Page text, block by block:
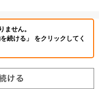
ません。
続ける」 をクリックしてく